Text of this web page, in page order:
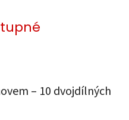
– 10 dvojdílných